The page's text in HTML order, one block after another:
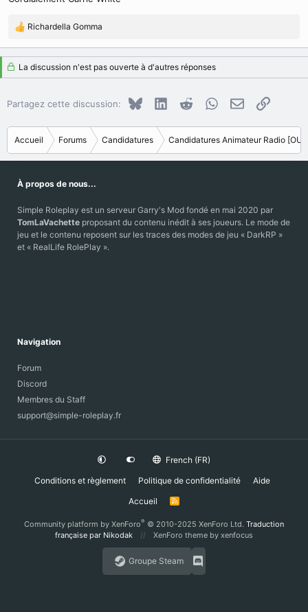
R
a
c
t
o
s
:
Richardella Gomma
La discussion n'est pas ouverte à d'autres réponses
Partagez cette discussion: BlueskyLinkedInRedditWhatsApp
E-mailCopier
Accueil Forums Candidatures Candidatures Animateur Radio
À propos de nous...
Simple Roleplay est un serveur Garry's Mod fondé en mai 2020 par
TomLaVachette proposant du contenu inédit à ses joueurs. Le mode de
jeu et le contenu reposent sur les traces des modes de jeu « DarkRP »
et « RealLife RolePlay ».
Navigation
Forum
Discord
Membres du Staff
support@simple-roleplay.fr
French (FR)
Conditions et règlement
Politique de confidentialité
Aide
Accueil
R
Community platform by XenForo® © 2010-2025 XenForo Ltd. Traduction
française par Nikodak
XenForo theme by xenfocus
Groupe Steam